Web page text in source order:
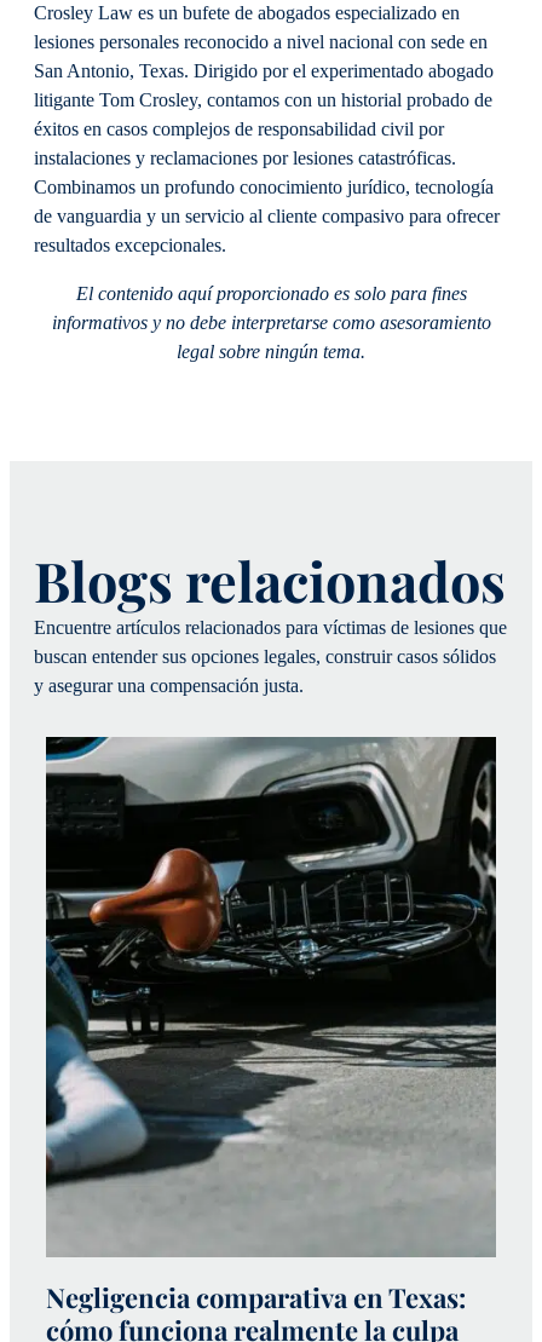
Crosley Law es un bufete de abogados especializado en
lesiones personales reconocido a nivel nacional con sede en
San Antonio, Texas. Dirigido por el experimentado abogado
litigante Tom Crosley, contamos con un historial probado de
éxitos en casos complejos de responsabilidad civil por
instalaciones y reclamaciones por lesiones catastróficas.
Combinamos un profundo conocimiento jurídico, tecnología
de vanguardia y un servicio al cliente compasivo para ofrecer
resultados excepcionales.
El contenido aquí proporcionado es solo para fines
informativos y no debe interpretarse como asesoramiento
legal sobre ningún tema.
Negligencia comparativa en Texas:
cómo funciona realmente la culpa
Blogs relacionados
Encuentre artículos relacionados para víctimas de lesiones que
buscan entender sus opciones legales, construir casos sólidos
y asegurar una compensación justa.